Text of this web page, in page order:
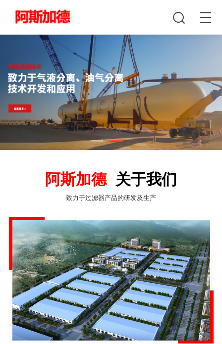
阿斯加德 关于我们
致力于过滤器产品的研发及生产